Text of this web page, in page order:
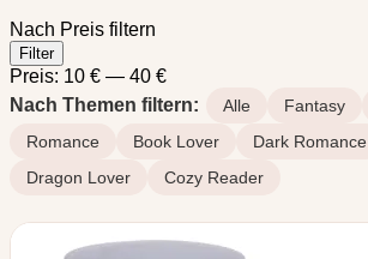
Nach Preis filtern
Min.
Preis
Max.
Preis
Filter
Preis: 10 € — 40 €
Nach Themen filtern:
Alle Fantasy
Romance
Book Lover Dark Romance
Dragon Lover
Cozy Reader